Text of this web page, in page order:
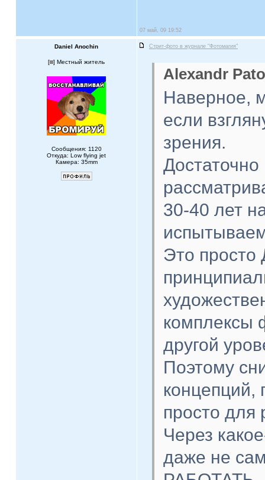
07 май, 09 19:52
Daniel Anochin Стрит-фото в журнале "Фотомагия"
[ ] Местный житель
Сообщения: 1120
Откуда: Low flying jet
Камера: 35mm
Alexandr
Наверное,
если
зрения.
30-40 лет
Это
комплексы
другой
Поэтому
концепций,
просто для
Через
даже не